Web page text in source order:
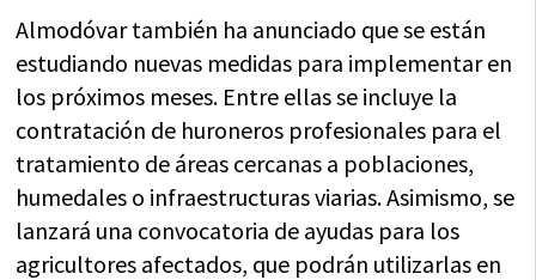
Almodóvar también ha anunciado que se están
estudiando nuevas medidas para implementar en
los próximos meses. Entre ellas se incluye la
contratación de huroneros profesionales para el
tratamiento de áreas cercanas a poblaciones,
humedales o infraestructuras viarias. Asimismo, se
lanzará una convocatoria de ayudas para los
agricultores afectados, que podrán utilizarlas en